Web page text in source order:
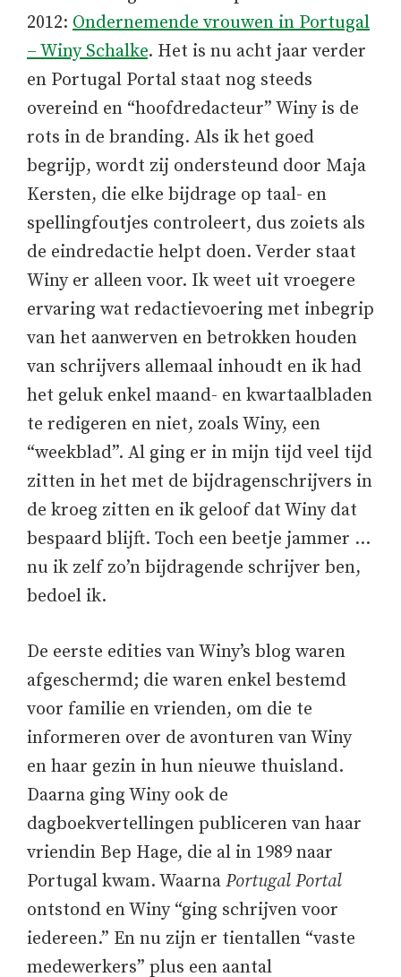
2012: Ondernemende vrouwen in Portugal
– Winy Schalke. Het is nu acht jaar verder
en Portugal Portal staat nog steeds
overeind en “hoofdredacteur” Winy is de
rots in de branding. Als ik het goed
begrijp, wordt zij ondersteund door Maja
Kersten, die elke bijdrage op taal- en
spellingfoutjes controleert, dus zoiets als
de eindredactie helpt doen. Verder staat
Winy er alleen voor. Ik weet uit vroegere
ervaring wat redactievoering met inbegrip
van het aanwerven en betrokken houden
van schrijvers allemaal inhoudt en ik had
het geluk enkel maand- en kwartaalbladen
te redigeren en niet, zoals Winy, een
“weekblad”. Al ging er in mijn tijd veel tijd
zitten in het met de bijdragenschrijvers in
de kroeg zitten en ik geloof dat Winy dat
bespaard blijft. Toch een beetje jammer …
nu ik zelf zo’n bijdragende schrijver ben,
bedoel ik.
De eerste edities van Winy’s blog waren
afgeschermd; die waren enkel bestemd
voor familie en vrienden, om die te
informeren over de avonturen van Winy
en haar gezin in hun nieuwe thuisland.
Daarna ging Winy ook de
dagboekvertellingen publiceren van haar
vriendin Bep Hage, die al in 1989 naar
Portugal kwam. Waarna Portugal Portal
ontstond en Winy “ging schrijven voor
iedereen.” En nu zijn er tientallen “vaste
medewerkers” plus een aantal